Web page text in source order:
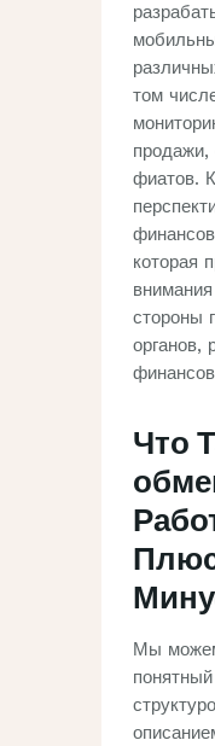
том
продажи,
фиатов.
которая
стороны
органов,
Что
Мы